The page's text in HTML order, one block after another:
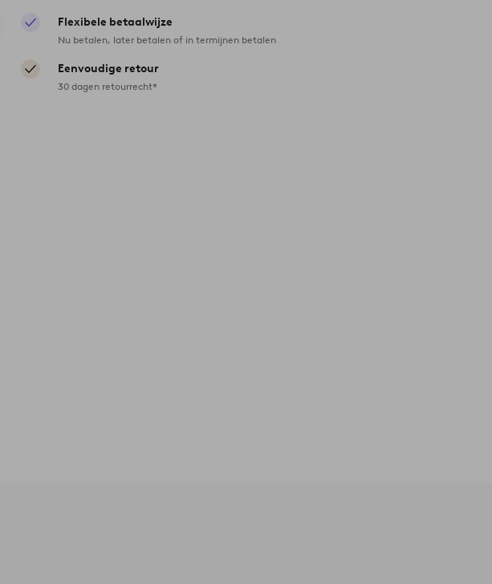
Flexibele betaalwijze
Nu betalen, later betalen of in termijnen betalen
Eenvoudige retour
30 dagen retourrecht*